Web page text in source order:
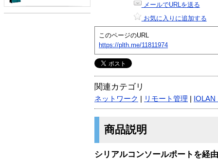
メールでURLを送る
お気に入りに追加する
このページのURL
https://plth.me/11811974
関連カテゴリ
ネットワーク リモート管理
商品説明
シリアルコンソールポートを経